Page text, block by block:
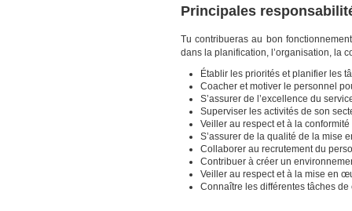
Principales
Tu contribueras au bon
dans la planification, l’organisation, la
Établir les priorités et planifier les
Coacher et motiver le personnel
S’assurer de l’excellence du
Superviser les activités de son
Veiller au respect et à la
S’assurer de la qualité de la mise
Collaborer au recrutement du
Contribuer à créer un
Veiller au respect et à la mise en
Connaître les différentes tâches de